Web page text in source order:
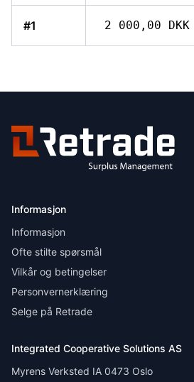
#1 2 000,00 DKK
Informasjon
Informasjon
Ofte stilte spørsmål
Vilkår og betingelser
Personvernerklæring
Selge på Retrade
Integrated Cooperative Solutions AS
Myrens Verksted IA 0473 Oslo